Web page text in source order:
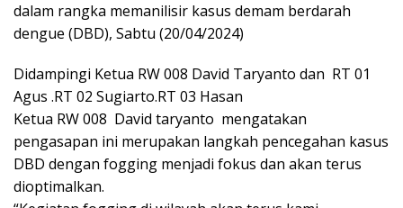
dalam rangka memanilisir kasus demam berdarah
dengue (DBD), Sabtu (20/04/2024)
Didampingi Ketua RW 008 David Taryanto dan RT 01
Agus .RT 02 Sugiarto.RT 03 Hasan
Ketua RW 008 David taryanto mengatakan
pengasapan ini merupakan langkah pencegahan kasus
DBD dengan fogging menjadi fokus dan akan terus
dioptimalkan.